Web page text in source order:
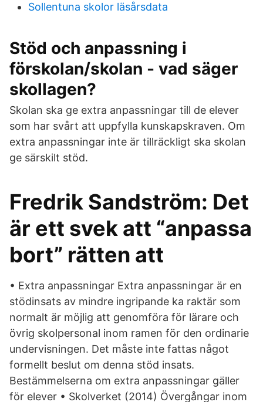
Sollentuna skolor läsårsdata
Stöd och anpassning i
förskolan/skolan - vad säger
skollagen?
Skolan ska ge extra anpassningar till de elever
som har svårt att uppfylla kunskapskraven. Om
extra anpassningar inte är tillräckligt ska skolan
ge särskilt stöd.
Fredrik Sandström: Det
är ett svek att “anpassa
bort” rätten att
• Extra anpassningar Extra anpassningar är en
stödinsats av mindre ingripande ka­ raktär som
normalt är möjlig att genomföra för lärare och
övrig skolpersonal inom ramen för den ordinarie
undervisningen. Det måste inte fattas något
formellt beslut om denna stöd­ insats.
Bestämmelserna om extra anpassningar gäller
för elever • Skolverket (2014) Övergångar inom